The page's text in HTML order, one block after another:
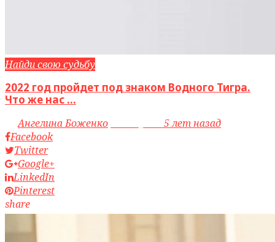
Найди свою судьбу
2022 год пройдет под знаком Водного Тигра.
Что же нас ...
byАнгелина Боженко
5 лет назад
Facebook
Twitter
Google+
LinkedIn
Pinterest
share